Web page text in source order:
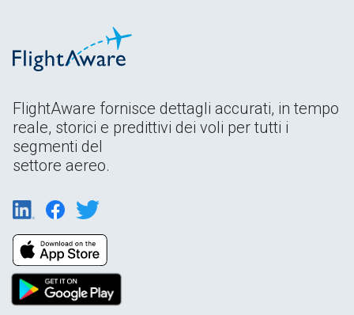
FlightAware fornisce dettagli accurati, in tempo
reale, storici e predittivi dei voli per tutti i
segmenti del
settore aereo.